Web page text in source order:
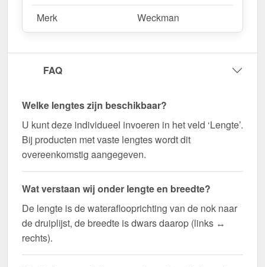
Merk
Weckman
FAQ
Welke lengtes zijn beschikbaar?
U kunt deze individueel invoeren in het veld ‘Lengte’.
Bij producten met vaste lengtes wordt dit
overeenkomstig aangegeven.
Wat verstaan wij onder lengte en breedte?
De lengte is de wateraflooprichting van de nok naar
de druiplijst, de breedte is dwars daarop (links ↔
rechts).